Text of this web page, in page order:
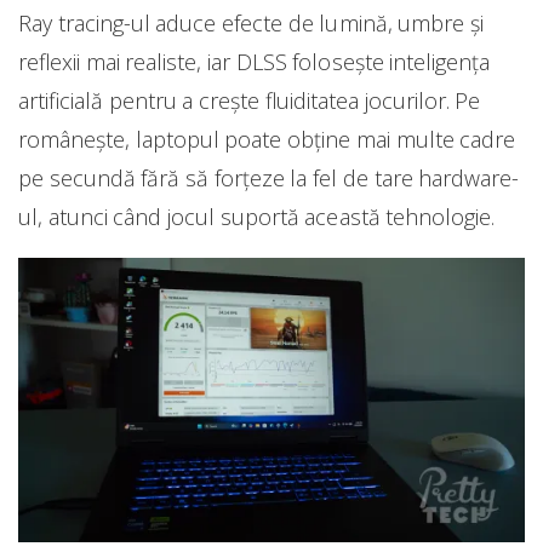
Ray tracing-ul aduce efecte de lumină, umbre și
reflexii mai realiste, iar DLSS folosește inteligența
artificială pentru a crește fluiditatea jocurilor. Pe
românește, laptopul poate obține mai multe cadre
pe secundă fără să forțeze la fel de tare hardware-
ul, atunci când jocul suportă această tehnologie.